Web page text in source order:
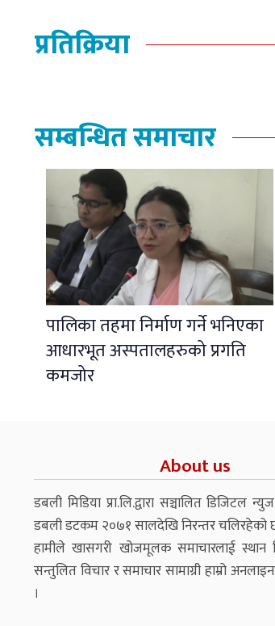
प्रतिक्रिया
सम्बन्धित समाचार
पालिका तहमा निर्माण गर्ने भनिएका
आधारभूत अस्पतालहरुको प्रगति
कमजोर
About us
डबली मिडिया प्रा.लि.द्वारा सञ्चालित डिजिटल
डबली डटकम २०७१ सालदेखि निरन्तर चलिरहेको
हामीले खासगरी खोजमूलक समाचारलाई स्थान
सन्तुलित विचार र समाचार सामाग्री हाम्रो
।